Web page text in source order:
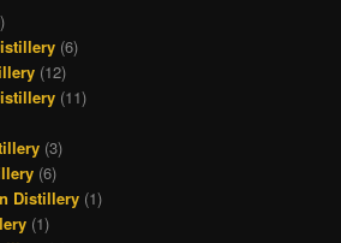
(6)
(12)
(11)
(3)
(6)
Distillery (1)
(1)